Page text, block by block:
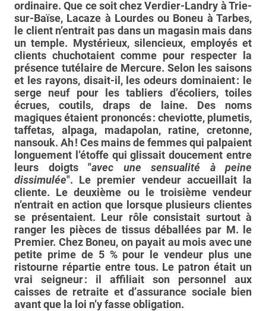
ordinaire. Que ce soit chez Verdier-Landry à Trie-
sur-Baïse, Lacaze à Lourdes ou Boneu à Tarbes,
le client n’entrait pas dans un magasin mais dans
un temple. Mystérieux, silencieux, employés et
clients chuchotaient comme pour respecter la
présence tutélaire de Mercure. Selon les saisons
et les rayons, disait-il, les odeurs dominaient : le
serge neuf pour les tabliers d’écoliers, toiles
écrues, coutils, draps de laine. Des noms
magiques étaient prononcés : cheviotte, plumetis,
taffetas, alpaga, madapolan, ratine, cretonne,
nansouk. Ah ! Ces mains de femmes qui palpaient
longuement l’étoffe qui glissait doucement entre
leurs doigts "avec une sensualité à peine
dissimulée". Le premier vendeur accueillait la
cliente. Le deuxième ou le troisième vendeur
n’entrait en action que lorsque plusieurs clientes
se présentaient. Leur rôle consistait surtout à
ranger les pièces de tissus déballées par M. le
Premier. Chez Boneu, on payait au mois avec une
petite prime de 5 % pour le vendeur plus une
ristourne répartie entre tous. Le patron était un
vrai seigneur : il affiliait son personnel aux
caisses de retraite et d’assurance sociale bien
avant que la loi n’y fasse obligation.